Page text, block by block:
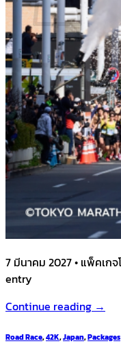
No products in
Return to shop
7 มีนาคม 2027 • แพ็คเก
entry
Continue reading →
Road Race,42K,Japan,Packages